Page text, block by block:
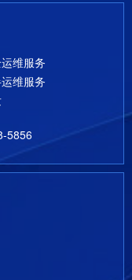
维服务
维服务
5856